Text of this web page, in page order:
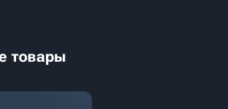
товары